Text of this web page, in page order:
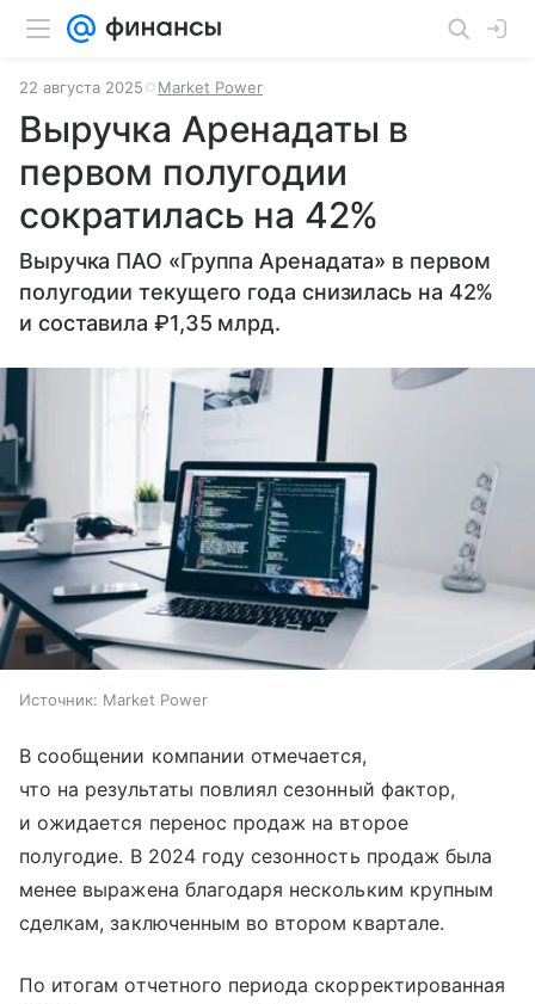
22 августа 2025 Market Power
Выручка Аренадаты в
первом полугодии
сократилась на 42%
Выручка ПАО «Группа Аренадата» в первом
полугодии текущего года снизилась на 42%
и составила ₽1,35 млрд.
Источник: Market Power
В сообщении компании отмечается,
что на результаты повлиял сезонный фактор,
и ожидается перенос продаж на второе
полугодие. В 2024 году сезонность продаж была
менее выражена благодаря нескольким крупным
сделкам, заключенным во втором квартале.
По итогам отчетного периода скорректированная